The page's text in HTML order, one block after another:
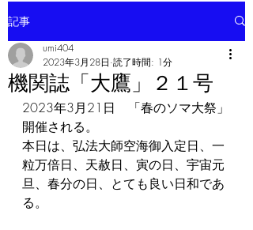
記事
機関誌「大鷹」２１号
umi404
2023年3月28日 読了時間: 1分
2023年3月21日　「春のソマ大祭」
開催される。
本日は、弘法大師空海御入定日、一
粒万倍日、天赦日、寅の日、宇宙元
旦、春分の日、とても良い日和であ
る。